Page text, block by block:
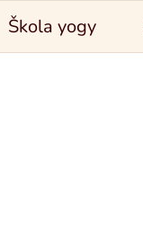
Škola yogy